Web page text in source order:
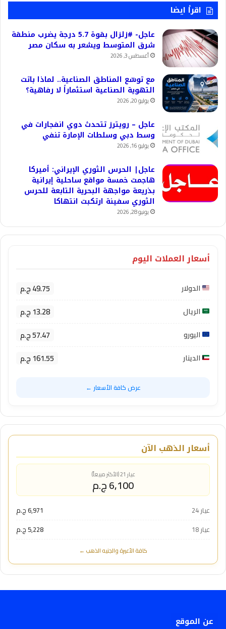
اقرأ ايضا
عاجل- #زلزال بقوة 5.7 درجة يضرب منطقة
شرق المتوسط ويشعر به سكان مصر
أغسطس 3, 2026
مع توسّع المناطق الصناعية.. لماذا باتت
التهوية الصناعية استثماراً لا رفاهية؟
يوليو 20, 2026
عاجل – رويترز تتحدث دوي انفجارات في
وسط دبي وسلطات الإمارة تنفي
يوليو 16, 2026
عاجل| الحرس الثوري الإيراني: أميركا
هاجمت خمسة مواقع ساحلية إيرانية
بذريعة مواجهة البحرية التابعة للحرس
الثوري سفينة ارتكبت انتهاكا
يونيو 28, 2026
أسعار العملات اليوم
الدولار 49.75 ج.م
الريال 13.28 ج.م
اليورو 57.47 ج.م
الدينار 161.55 ج.م
عرض كافة الأسعار ←
أسعار الذهب الآن
عيار 21 (الأكثر مبيعاً)
6,100 ج.م
عيار 24
6,971 ج.م
عيار 18
5,228 ج.م
كافة الأعيرة والجنيه الذهب ←
عن الموقع